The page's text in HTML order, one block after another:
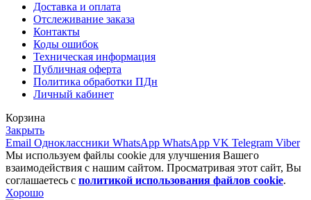
Доставка и оплата
Отслеживание заказа
Контакты
Коды ошибок
Техническая информация
Публичная оферта
Политика обработки ПДн
Личный кабинет
Корзина
Закрыть
Email Одноклассники WhatsApp WhatsApp VK Telegram Viber
Мы используем файлы cookie для улучшения Вашего
взаимодействия с нашим сайтом. Просматривая этот сайт, Вы
соглашаетесь с политикой использования файлов cookie.
Хорошо